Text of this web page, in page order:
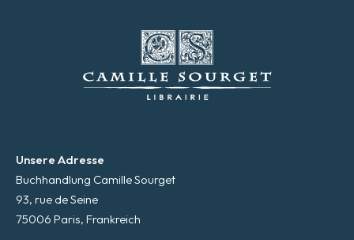
Unsere Adresse
Buchhandlung Camille Sourget
93, rue de Seine
75006 Paris, Frankreich